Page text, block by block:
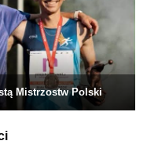
Mistrzostw Polski